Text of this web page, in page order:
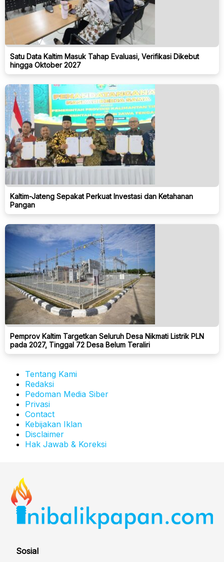
Satu Data Kaltim Masuk Tahap Evaluasi, Verifikasi Dikebut
hingga Oktober 2027
Kaltim-Jateng Sepakat Perkuat Investasi dan Ketahanan
Pangan
Pemprov Kaltim Targetkan Seluruh Desa Nikmati Listrik PLN
pada 2027, Tinggal 72 Desa Belum Teraliri
Tentang Kami
Redaksi
Pedoman Media Siber
Privasi
Contact
Kebijakan Iklan
Disclaimer
Hak Jawab & Koreksi
Sosial